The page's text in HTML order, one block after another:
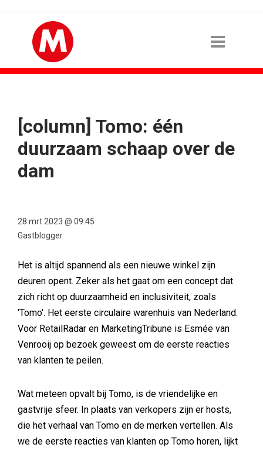
[column] Tomo: één
duurzaam schaap over de
dam
28 mrt 2023 @ 09:45
Gastblogger
Het is altijd spannend als een nieuwe winkel zijn
deuren opent. Zeker als het gaat om een concept dat
zich richt op duurzaamheid en inclusiviteit, zoals
'Tomo'. Het eerste circulaire warenhuis van Nederland.
Voor RetailRadar en MarketingTribune is Esmée van
Venrooij op bezoek geweest om de eerste reacties
van klanten te peilen.
Wat meteen opvalt bij Tomo, is de vriendelijke en
gastvrije sfeer. In plaats van verkopers zijn er hosts,
die het verhaal van Tomo en de merken vertellen. Als
we de eerste reacties van klanten op Tomo horen, lijkt